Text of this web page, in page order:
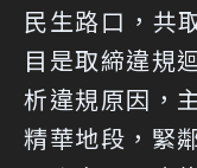
民生路口，共
目是取締違規
析違規原因，
精華地段，緊